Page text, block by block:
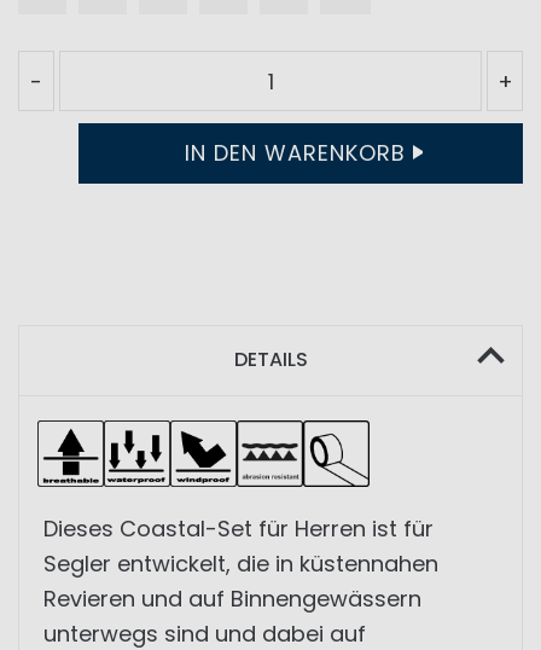
- +
IN DEN WARENKORB
DETAILS
Dieses Coastal-Set für Herren ist für
Segler entwickelt, die in küstennahen
Revieren und auf Binnengewässern
unterwegs sind und dabei auf